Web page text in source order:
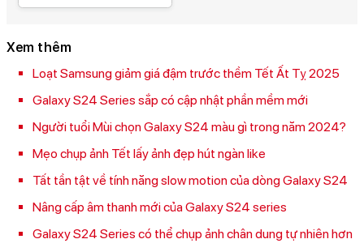
Xem thêm
Loạt Samsung giảm giá đậm trước thềm Tết Ất Tỵ 2025
Galaxy S24 Series sắp có cập nhật phần mềm mới
Người tuổi Mùi chọn Galaxy S24 màu gì trong năm 2024?
Mẹo chụp ảnh Tết lấy ảnh đẹp hút ngàn like
Tất tần tật về tính năng slow motion của dòng Galaxy S24
Nâng cấp âm thanh mới của Galaxy S24 series
Galaxy S24 Series có thể chụp ảnh chân dung tự nhiên hơn